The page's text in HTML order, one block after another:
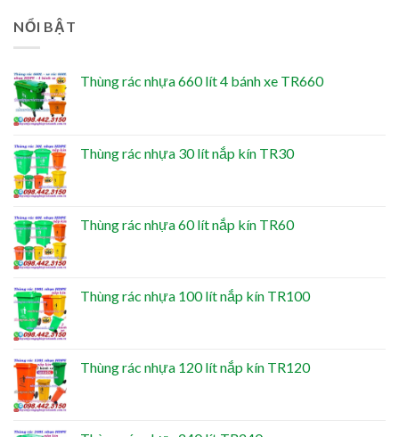
NỔI BẬT
Thùng rác nhựa 660 lít 4 bánh xe TR660
Thùng rác nhựa 30 lít nắp kín TR30
Thùng rác nhựa 60 lít nắp kín TR60
Thùng rác nhựa 100 lít nắp kín TR100
Thùng rác nhựa 120 lít nắp kín TR120